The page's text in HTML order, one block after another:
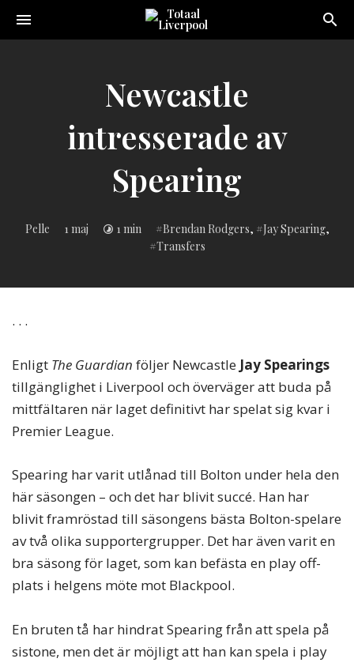
Sveriges
online
magazine!
Newcastle
intresserade av
Spearing
Pelle 1 maj 1 min
Inlagd
i:
Brendan Rodgers, Jay Spearing,
Transfers
. . .
Enligt The Guardian följer Newcastle Jay Spearings
tillgänglighet i Liverpool och överväger att buda på
mittfältaren när laget definitivt har spelat sig kvar i
Premier League.
Spearing har varit utlånad till Bolton under hela den
här säsongen – och det har blivit succé. Han har
blivit framröstad till säsongens bästa Bolton-spelare
av två olika supportergrupper. Det har även varit en
bra säsong för laget, som kan befästa en play off-
plats i helgens möte mot Blackpool.
En bruten tå har hindrat Spearing från att spela på
sistone, men det är möjligt att han kan spela i play